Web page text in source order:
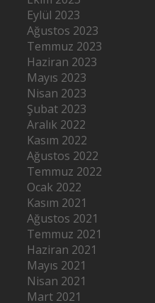
Eylül 2023
Ağustos 2023
Temmuz 2023
Haziran 2023
Mayıs 2023
Nisan 2023
Şubat 2023
Aralık 2022
Kasım 2022
Ağustos 2022
Temmuz 2022
Ocak 2022
Kasım 2021
Ağustos 2021
Temmuz 2021
Haziran 2021
Mayıs 2021
Nisan 2021
Mart 2021